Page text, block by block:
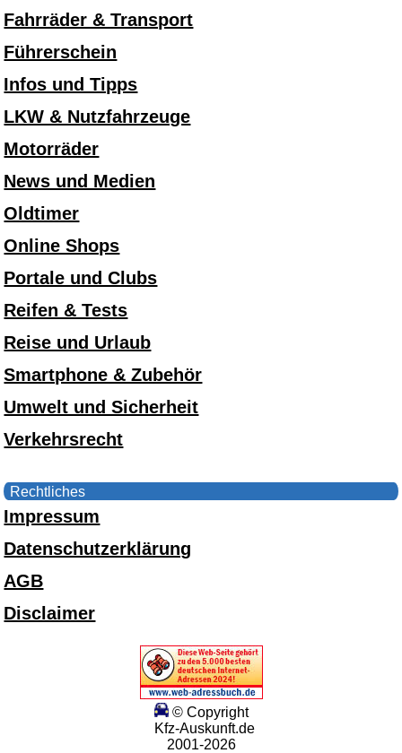
Fahrräder & Transport
Führerschein
Infos und Tipps
LKW & Nutzfahrzeuge
Motorräder
News und Medien
Oldtimer
Online Shops
Portale und Clubs
Reifen & Tests
Reise und Urlaub
Smartphone & Zubehör
Umwelt und Sicherheit
Verkehrsrecht
Rechtliches
Impressum
Datenschutzerklärung
AGB
Disclaimer
© Copyright
Kfz-Auskunft.de
2001-2026